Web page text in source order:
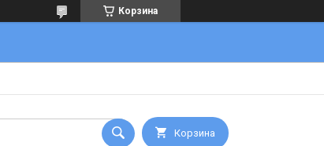
Корзина
Корзина